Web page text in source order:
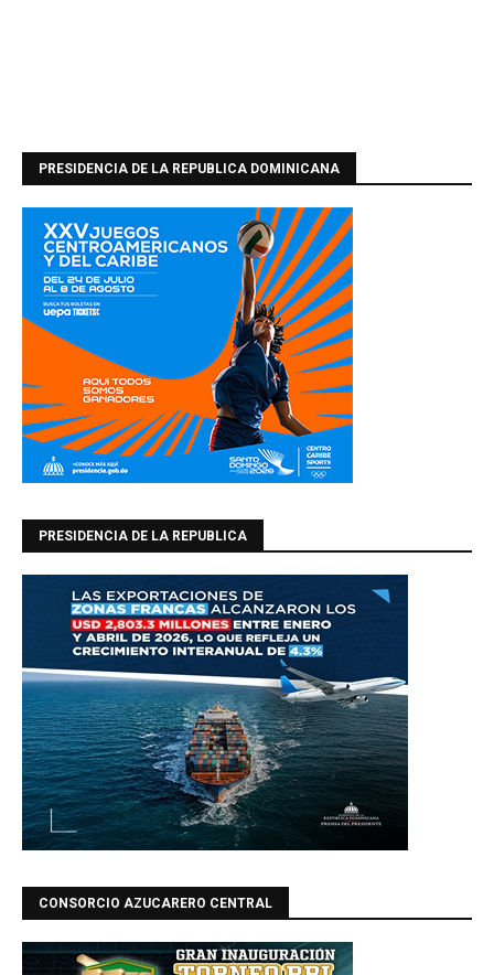
PRESIDENCIA DE LA REPUBLICA DOMINICANA
PRESIDENCIA DE LA REPUBLICA
CONSORCIO AZUCARERO CENTRAL